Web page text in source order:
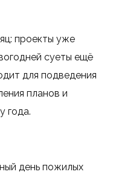
проекты уже
суеты ещё
для подведения
планов и
года.
день пожилых